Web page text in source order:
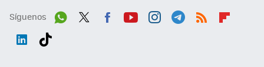
Síguenos